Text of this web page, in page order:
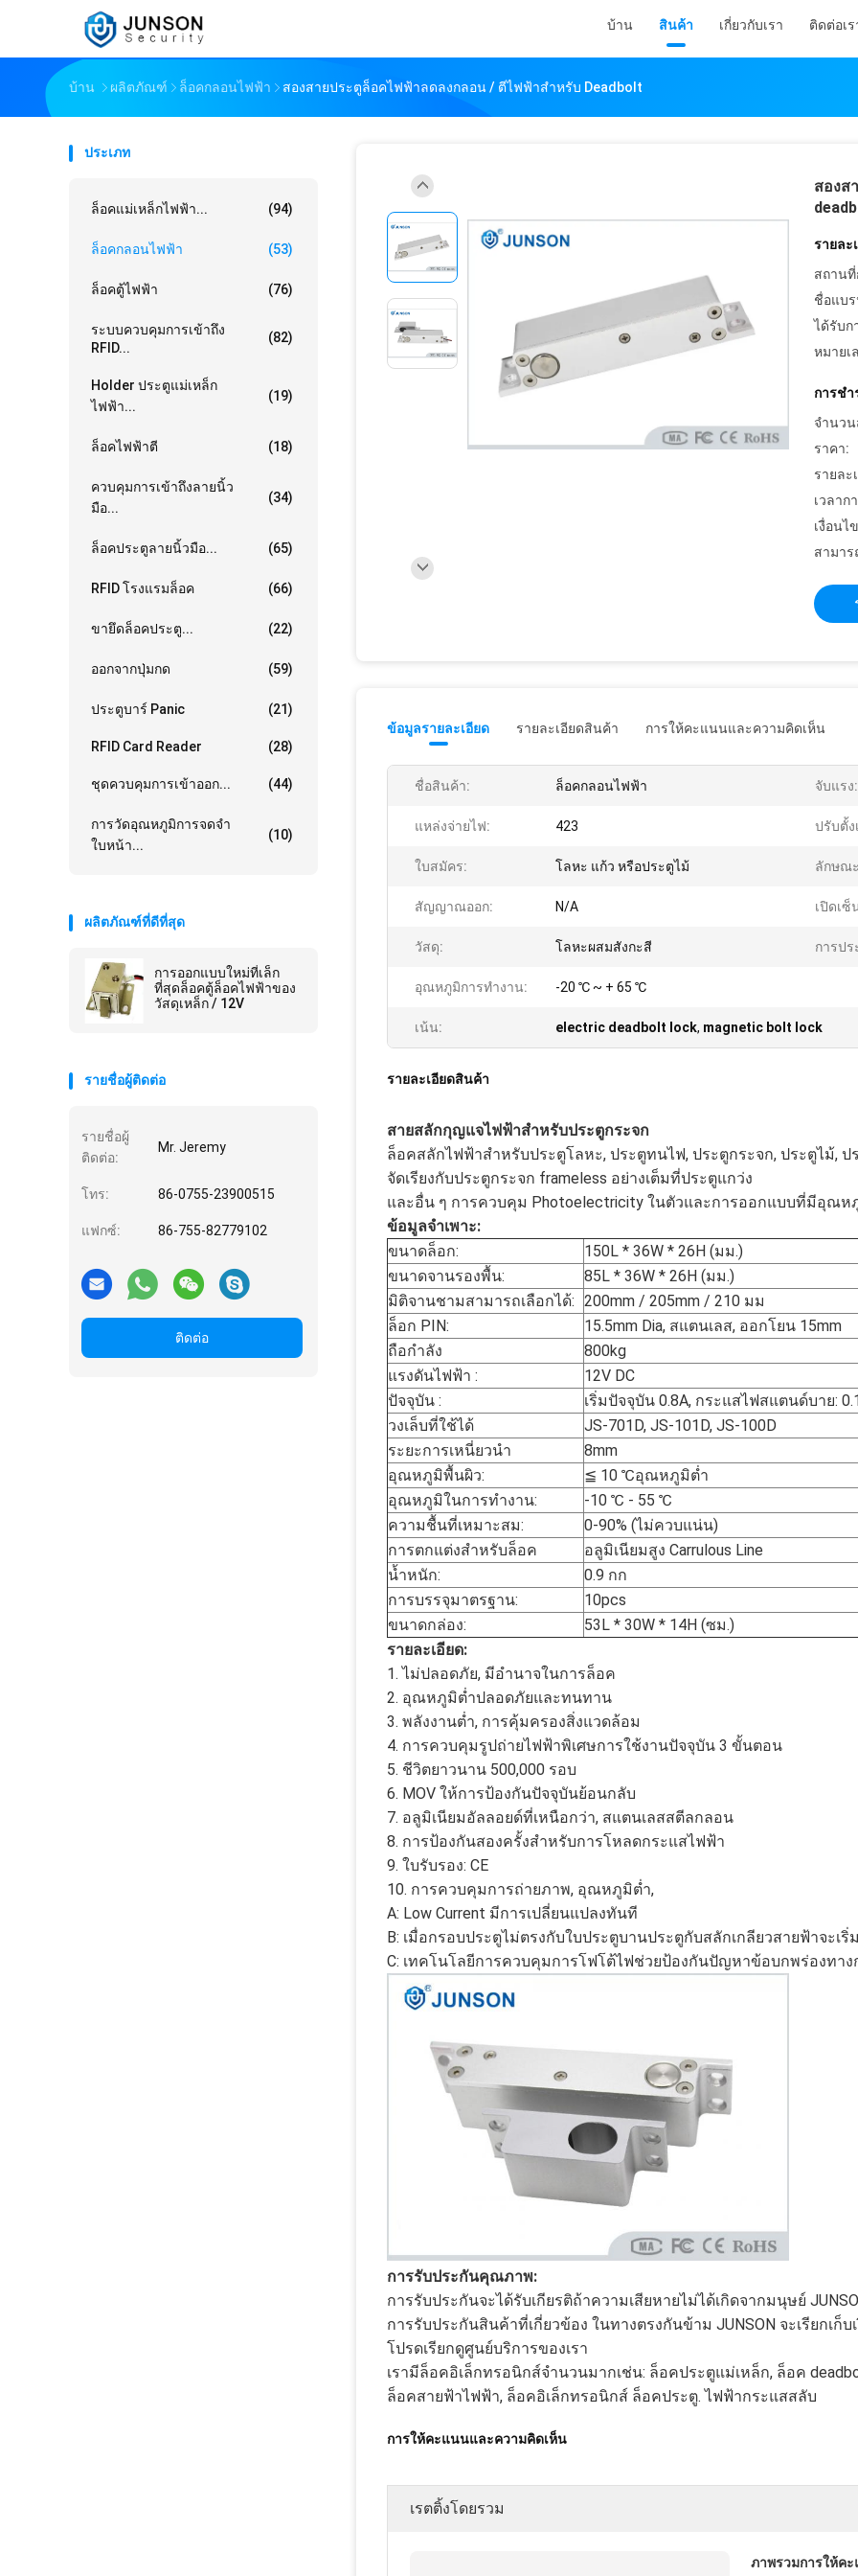
บ้าน สินค้า เกี่ยวกับเรา ติดต่อเร
บ้าน ผลิตภัณฑ์ ล็อคกลอนไฟฟ้า สองสายประตูล็อคไฟฟ้าลดลงกลอน / ตีไฟฟ้าสำหรับ Deadbolt
ประเภท
ล็อคแม่เหล็กไฟฟ้า... (94)
ล็อคกลอนไฟฟ้า (53)
ล็อคตู้ไฟฟ้า (76)
ระบบควบคุมการเข้าถึง
RFID...
(82)
Holder ประตูแม่เหล็ก
ไฟฟ้า...
(19)
ล็อคไฟฟ้าตี (18)
ควบคุมการเข้าถึงลายนิ้ว
มือ...
(34)
ล็อคประตูลายนิ้วมือ... (65)
RFID โรงแรมล็อค (66)
ขายึดล็อคประตู... (22)
ออกจากปุ่มกด (59)
ประตูบาร์ Panic (21)
RFID Card Reader (28)
ชุดควบคุมการเข้าออก... (44)
การวัดอุณหภูมิการจดจำ
ใบหน้า...
(10)
ผลิตภัณฑ์ที่ดีที่สุด
การออกแบบใหม่ที่เล็ก
ที่สุดล็อคตู้ล็อคไฟฟ้าของ
วัสดุเหล็ก / 12V
รายชื่อผู้ติดต่อ
รายชื่อผู้
ติดต่อ:
Mr. Jeremy
โทร: 86-0755-23900515
แฟกซ์: 86-755-82779102
ติดต่อ
สองส
รายละ
สถานที่
ชื่อแบ
ได้รับก
หมายเ
การชำ
จำนว
ราคา:
รายละ
เวลาก
เงื่อนไ
สามาร
ข้อมูลรายละเอียด รายละเอียดสินค้า การให้คะแนนและความคิดเห็น
ชื่อสินค้า: ล็อคกลอนไฟฟ้า จับแรง:
แหล่งจ่ายไฟ: 423 ปรับตั้ง
ใบสมัคร: โลหะ แก้ว หรือประตูไม้ ลักษณ
สัญญาณออก: N/A เปิดเซ็
วัสดุ: โลหะผสมสังกะสี การป
อุณหภูมิการทำงาน: -20 ℃ ~ + 65 ℃
เน้น: electric deadbolt lock, magnetic bolt lock
รายละเอียดสินค้า
สายสลักกุญแจไฟฟ้าสำหรับประตูกระจก
ล็อคสลักไฟฟ้าสำหรับประตูโลหะ, ประตูทนไฟ, ประตูกระจก, ประตูไม้,
จัดเรียงกับประตูกระจก frameless อย่างเต็มที่ประตูแกว่ง
และอื่น ๆ การควบคุม Photoelectricity ในตัวและการออกแบบที่มีอุณห
ข้อมูลจำเพาะ:
ขนาดล็อก:
150L * 36W * 26H (มม.)
ขนาดจานรองพื้น:
85L * 36W * 26H (มม.)
มิติจานชามสามารถเลือกได้: 200mm / 205mm / 210 มม
ล็อก PIN:
15.5mm Dia, สแตนเลส, ออกโยน 15mm
ถือกำลัง
800kg
แรงดันไฟฟ้า :
12V DC
ปัจจุบัน :
เริ่มปัจจุบัน 0.8A, กระแสไฟสแตนด์บาย:
วงเล็บที่ใช้ได้
JS-701D, JS-101D, JS-100D
ระยะการเหนี่ยวนำ
8mm
อุณหภูมิพื้นผิว:
≦ 10 ℃อุณหภูมิต่ำ
อุณหภูมิในการทำงาน:
-10 ℃ - 55 ℃
ความชื้นที่เหมาะสม:
0-90% (ไม่ควบแน่น)
การตกแต่งสำหรับล็อค
อลูมิเนียมสูง Carrulous Line
น้ำหนัก:
0.9 กก
การบรรจุมาตรฐาน:
10pcs
ขนาดกล่อง:
53L * 30W * 14H (ซม.)
รายละเอียด:
1. ไม่ปลอดภัย, มีอำนาจในการล็อค
2. อุณหภูมิต่ำปลอดภัยและทนทาน
3. พลังงานต่ำ, การคุ้มครองสิ่งแวดล้อม
4. การควบคุมรูปถ่ายไฟฟ้าพิเศษการใช้งานปัจจุบัน 3 ขั้นตอน
5. ชีวิตยาวนาน 500,000 รอบ
6. MOV ให้การป้องกันปัจจุบันย้อนกลับ
7. อลูมิเนียมอัลลอยด์ที่เหนือกว่า, สแตนเลสสตีลกลอน
8. การป้องกันสองครั้งสำหรับการโหลดกระแสไฟฟ้า
9. ใบรับรอง: CE
10. การควบคุมการถ่ายภาพ, อุณหภูมิต่ำ,
A: Low Current มีการเปลี่ยนแปลงทันที
B: เมื่อกรอบประตูไม่ตรงกับใบประตูบานประตูกับสลักเกลียวสายฟ้าจะ
C: เทคโนโลยีการควบคุมการโฟโต้ไฟช่วยป้องกันปัญหาข้อบกพร่องทาง
การรับประกันคุณภาพ:
การรับประกันจะได้รับเกียรติถ้าความเสียหายไม่ได้เกิดจากมนุษย์
การรับประกันสินค้าที่เกี่ยวข้อง ในทางตรงกันข้าม JUNSON จะเรียกเ
โปรดเรียกดูศูนย์บริการของเรา
เรามีล็อคอิเล็กทรอนิกส์จำนวนมากเช่น: ล็อคประตูแม่เหล็ก, ล็อค
ล็อคสายฟ้าไฟฟ้า, ล็อคอิเล็กทรอนิกส์ ล็อคประตู. ไฟฟ้ากระแสสลับ
การให้คะแนนและความคิดเห็น
เรตติ้งโดยรวม
ภาพรวมการให้ค